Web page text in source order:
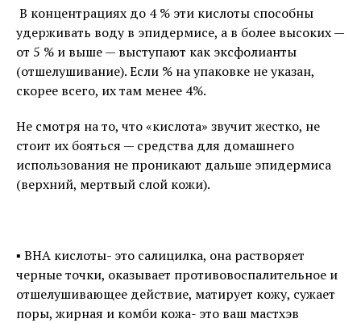
В концентрациях до 4 % эти кислоты способны
удерживать воду в эпидермисе, а в более высоких —
от 5 % и выше — выступают как эксфолианты
(отшелушивание). Если % на упаковке не указан,
скорее всего, их там менее 4%.⠀
Не смотря на то, что «кислота» звучит жестко, не
стоит их бояться — средства для домашнего
использования не проникают дальше эпидермиса
(верхний, мертвый слой кожи).
▪️ BHA кислоты- это салицилка, она растворяет
черные точки, оказывает противовоспалительное и
отшелушивающее действие, матирует кожу, сужает
поры, жирная и комби кожа- это ваш мастхэв